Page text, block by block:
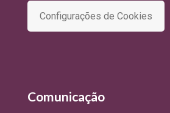
Configurações de Cookies
Comunicação